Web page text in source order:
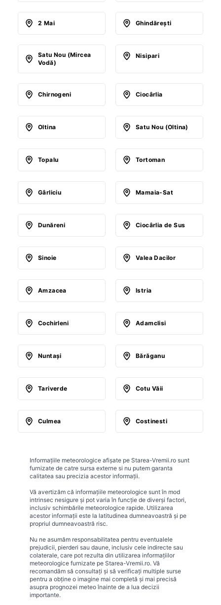
2 Mai Ghindăreşti
Satu Nou (Mircea
Vodă)
Nisipari
Chirnogeni Ciocârlia
Oltina Satu Nou (Oltina)
Topalu Tortoman
Gârliciu Mamaia-Sat
Dunăreni Ciocârlia de Sus
Sinoie Valea Dacilor
Amzacea Istria
Cochirleni Adamclisi
Nuntaşi Bărăganu
Tariverde Cotu Văii
Culmea Costinesti
Informațiile meteorologice afișate pe Starea-Vremii.ro sunt
furnizate de catre sursa externe si nu putem garanta
calitatea sau precizia acestor informații.
Vă avertizăm că informațiile meteorologice sunt în mod
intrinsec nesigure și pot varia în funcție de diverși factori,
inclusiv schimbările meteorologice rapide. Utilizarea
acestor informații este la latitudinea dumneavoastră și pe
propriul dumneavoastră risc.
Nu ne asumăm responsabilitatea pentru eventualele
prejudicii, pierderi sau daune, inclusiv cele indirecte sau
colaterale, care pot rezulta din utilizarea informațiilor
meteorologice furnizate pe Starea-Vremii.ro. Vă
recomandăm să consultați și să verificați multiple surse
pentru a obține o imagine mai completă și mai precisă
asupra prognozei meteo înainte de a lua decizii
importante.